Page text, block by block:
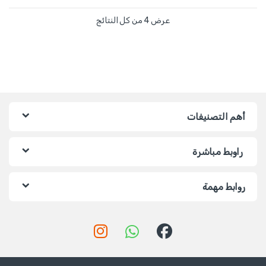
عرض ⁦4⁩ من كل النتائج
أهم التصنيفات
راوبط مباشرة
روابط مهمة